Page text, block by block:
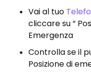
Vai al tuo
cliccare su “
Emergenza
Controlla se il
Posizione di